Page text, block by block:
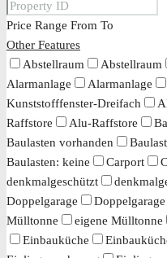
Price Range From To
Other Features
Abstellraum
Abstellraum
Alarmanlage
Alarmanlage
Kunststofffenster-Dreifach
Raffstore
Alu-Raffstore
Baulasten vorhanden
Baulasten: keine
Carport
denkmalgeschützt
Doppelgarage
Doppelgarage
Mülltonne
eigene Mülltonne
Einbauküche